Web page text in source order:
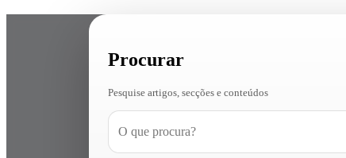
Procurar
Pesquise artigos, secções e conteúdos